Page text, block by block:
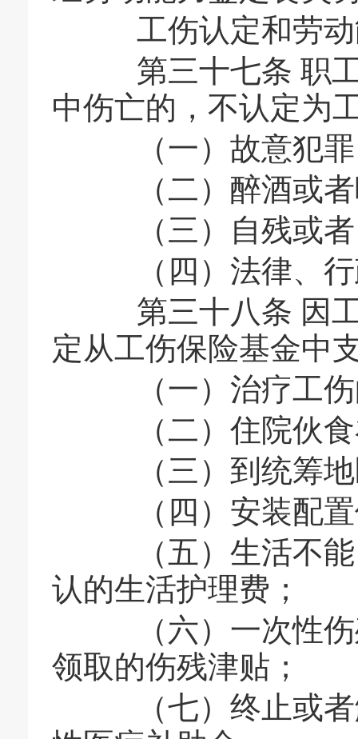
工伤认定和劳动
第三十七条 职工
中伤亡的，不认定为
（一）故意犯罪
（二）醉酒或者
（三）自残或者
（四）法律、行
第三十八条 因工
定从工伤保险基金中
（一）治疗工伤
（二）住院伙食
（三）到统筹地
（四）安装配置
（五）生活不能
认的生活护理费；
（六）一次性伤
领取的伤残津贴；
（七）终止或者